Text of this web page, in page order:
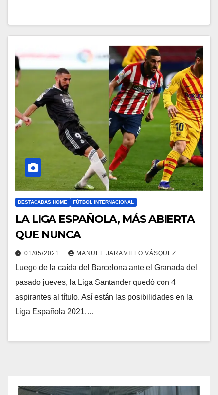
DESTACADAS HOME FÚTBOL INTERNACIONAL
LA LIGA ESPAÑOLA, MÁS ABIERTA
QUE NUNCA
01/05/2021 MANUEL JARAMILLO VÁSQUEZ
Luego de la caída del Barcelona ante el Granada del
pasado jueves, la Liga Santander quedó con 4
aspirantes al título. Así están las posibilidades en la
Liga Española 2021.…